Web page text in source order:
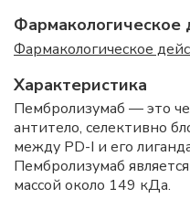
Фармакологическое
Фармакологическое
Характеристика
Пембролизумаб — это
антитело, селективно
между PD-I и его
Пембролизумаб
массой около 149 кДа.